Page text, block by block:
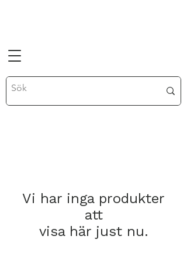
Vi har inga produkter
att
visa här just nu.